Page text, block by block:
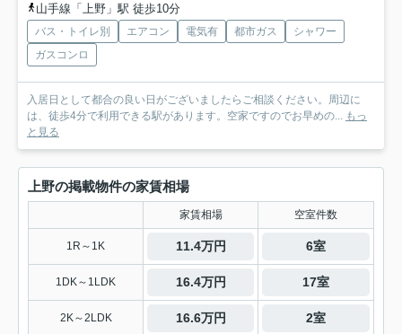
山手線「上野」駅 徒歩10分
バス・トイレ別 エアコン 電気有 都市ガス
シャワー
ガスコンロ
入居日として都合の良い日がございましたらご相談ください。周辺に
は、徒歩4分で利用できる駅があります。空家ですのでお早めの...
もっ
と見る
上野の掲載物件の家賃相場
家賃相場 空室件数
1R～1K 11.4万円 6室
1DK～1LDK 16.4万円 17室
2K～2LDK 16.6万円 2室